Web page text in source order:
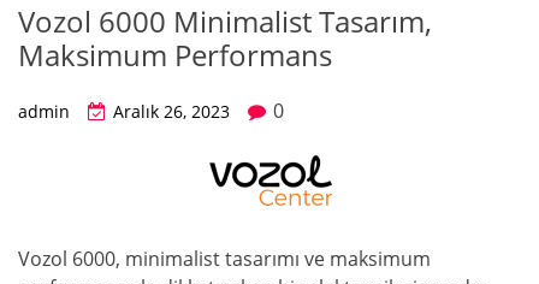
Vozol 6000 Minimalist Tasarım,
Maksimum Performans
admin Aralık 26, 2023 0
Vozol 6000, minimalist tasarımı ve maksimum